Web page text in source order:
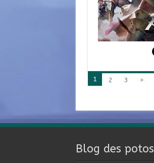
1 2 3 »
Blog des potos